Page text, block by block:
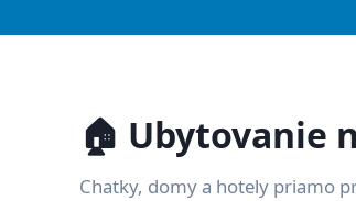
🏠 Ubytovanie
Chatky, domy a hotely priamo